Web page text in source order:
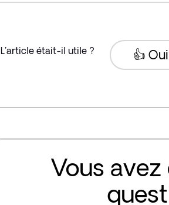
L'article était-il utile ? 👍 Oui
Vous